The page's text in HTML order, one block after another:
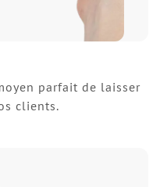
parfait de laisser
clients.